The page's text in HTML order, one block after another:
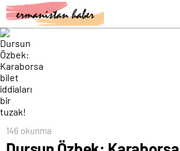
146 okunma